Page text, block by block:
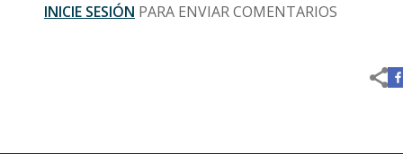
INICIE SESIÓN PARA ENVIAR COMENTARIOS